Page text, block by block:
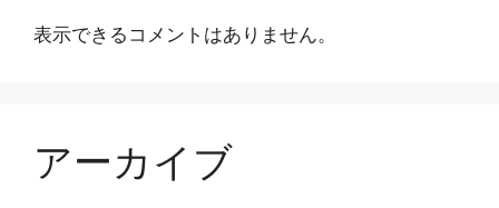
表示できるコメントはありません。
アーカイブ